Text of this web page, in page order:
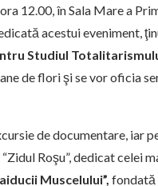
12.00, în Sala Mare a
acestui eveniment,
Studiul
de flori şi se vor oficia
de documentare, iar
Roşu”, dedicat celei
Muscelului”, fondată